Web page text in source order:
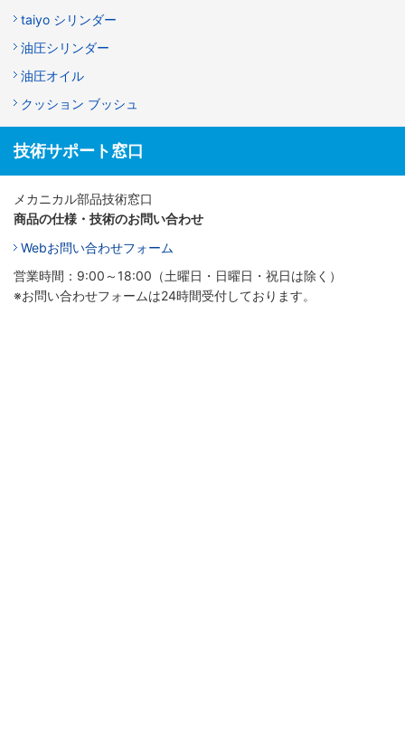
taiyo シリンダー
油圧シリンダー
油圧オイル
クッション ブッシュ
技術サポート窓口
メカニカル部品技術窓口
商品の仕様・技術のお問い合わせ
Webお問い合わせフォーム
営業時間：9:00～18:00（土曜日・日曜日・祝日は除く）
※お問い合わせフォームは24時間受付しております。